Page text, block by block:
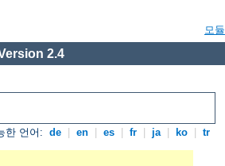
모듈
2.4
한 언어: de en es fr ja ko tr